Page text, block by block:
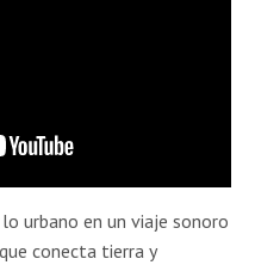
urbano en un viaje sonoro
conecta tierra y